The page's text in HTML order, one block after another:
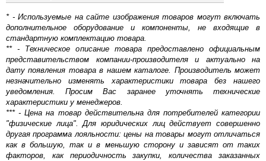
* - Используемые на сайте изображения товаров могут включать
дополнительное оборудование и компоненты, не входящие в
стандартную комплектацию товара.
** - Техническое описание товара предоставлено официальным
представительством компании-производителя и актуально на
дату появления товара в нашем каталоге. Производитель может
незначительно изменять характеристики товара без нашего
уведомления. Просим Вас заранее уточнять технические
характеристики у менеджеров.
*** - Цена на товар действительна для потребителей категории
"физические лица". Для юридических лиц действует совершенно
другая программа лояльности: цены на товары могут отличаться
как в большую, так и в меньшую сторону и зависят от таких
факторов, как периодичность закупки, количества заказанных